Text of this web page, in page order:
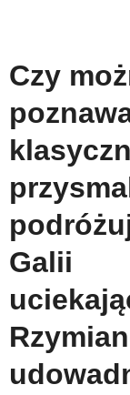
Czy
Galii